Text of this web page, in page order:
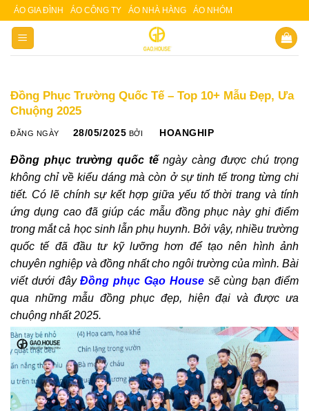
Skip
content
ÁO GIA ĐÌNH ÁO CÔNG TY ÁO NHÀ HÀNG ÁO NHÓM
Đồng Phục Trường Quốc Tế – Top 10+ Mẫu Đẹp, Ưa
Chuộng 2025
ĐĂNG NGÀY 28/05/2025 BỞI HOANGHIP
Đồng phục trường quốc tếngày càng được chú trọng
không chỉ về kiểu dáng mà còn ở sự tinh tế trong từng chi
tiết. Có lẽ chính sự kết hợp giữa yếu tố thời trang và tính
ứng dụng cao đã giúp các mẫu đồng phục này ghi điểm
trong mắt cả học sinh lẫn phụ huynh. Bởi vậy, nhiều trường
quốc tế đã đầu tư kỹ lưỡng hơn để tạo nên hình ảnh
chuyên nghiệp và đồng nhất cho ngôi trường của mình. Bài
viết dưới đâyĐồng phục Gạo House sẽ cùng bạn điểm
qua những mẫu đồng phục đẹp, hiện đại và được ưa
chuộng nhất 2025.